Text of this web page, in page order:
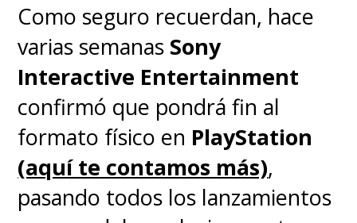
Como seguro recuerdan, hace
varias semanas Sony
Interactive Entertainment
confirmó que pondrá fin al
formato físico en PlayStation
(aquí te contamos más),
pasando todos los lanzamientos